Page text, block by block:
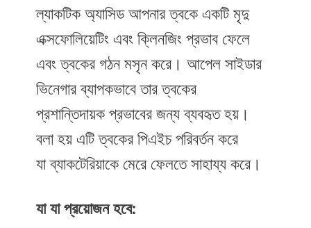
ল্যাকটিক অ্যাসিড আপনার ত্বকে একটি মৃদু
এক্সফোলিয়েটিং এবং ক্লিনজিং প্রভাব ফেলে
এবং ত্বকের গঠন মসৃন করে। আপেল সাইডার
ভিনেগার ব্যাপকভাবে তার ত্বকের
প্রশান্তিদায়ক প্রভাবের জন্য ব্যবহৃত হয়।
বলা হয় এটি ত্বকের পিএইচ পরিবর্তন করে
যা ব্যাকটেরিয়াকে মেরে ফেলতে সাহায্য করে।
যা যা প্রয়োজন হবে: